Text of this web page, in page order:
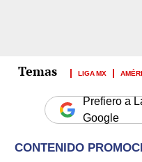
LIGA MX
Prefiero a
Google